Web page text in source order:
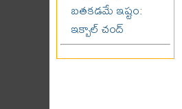
బతకడమే ఇష్టం:
ఇక్బాల్ చంద్